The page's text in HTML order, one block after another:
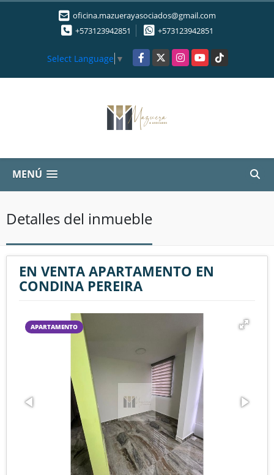
oficina.mazuerayasociados@gmail.com
+573123942851
+573123942851
Select Language ▼ Facebook
X InstagramYouTubeTikTok
MENÚ
Detalles del inmueble
EN VENTA APARTAMENTO EN
CONDINA PEREIRA
APARTAMENTO